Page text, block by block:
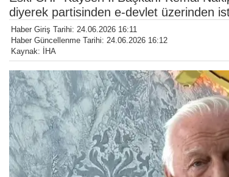
diyerek partisinden e-devlet üzerinden
Haber Giriş Tarihi: 24.06.2026 16:11
Haber Güncellenme Tarihi: 24.06.2026 16:12
Kaynak: İHA